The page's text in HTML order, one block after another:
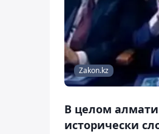
Zakon.kz
В целом
исторически